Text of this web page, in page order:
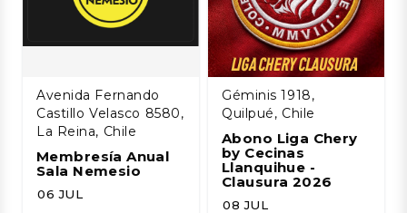
Avenida Fernando
Castillo Velasco 8580,
La Reina, Chile
Membresía Anual
Sala Nemesio
06 JUL
Géminis 1918,
Quilpué, Chile
Abono Liga Chery
by Cecinas
Llanquihue -
Clausura 2026
08 JUL